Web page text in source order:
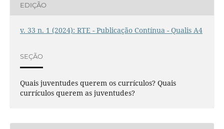
EDIÇÃO
v. 33 n. 1 (2024): RTE - Publicação Contínua - Qualis A4
SEÇÃO
Quais juventudes querem os currículos? Quais
currículos querem as juventudes?